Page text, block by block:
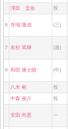
澤田 圭佑 投
6 寺地 隆成 (三)
7 友杉 篤輝 (遊)
8 和田 康士朗 (中)
八木 彬 投
中森 俊介 投
安田 尚憲 一